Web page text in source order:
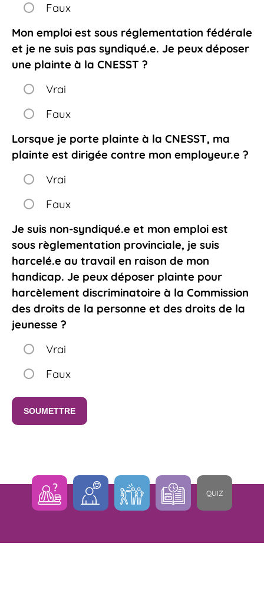
Faux
Mon emploi est sous réglementation fédérale
et je ne suis pas syndiqué.e. Je peux déposer
une plainte à la CNESST ?
Vrai
Faux
Lorsque je porte plainte à la CNESST, ma
plainte est dirigée contre mon employeur.e ?
Vrai
Faux
Je suis non-syndiqué.e et mon emploi est
sous règlementation provinciale, je suis
harcelé.e au travail en raison de mon
handicap. Je peux déposer plainte pour
harcèlement discriminatoire à la Commission
des droits de la personne et des droits de la
jeunesse ?
Vrai
Faux
QUIZ